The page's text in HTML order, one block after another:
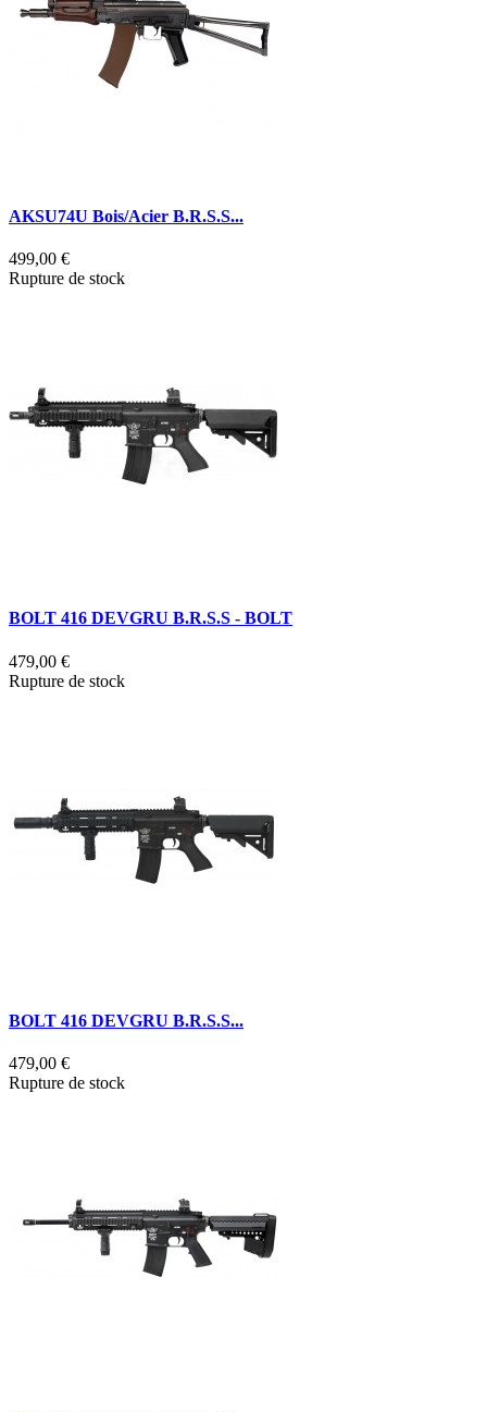
AKSU74U Bois/Acier B.R.S.S...
499,00 €
Rupture de stock
BOLT 416 DEVGRU B.R.S.S - BOLT
479,00 €
Rupture de stock
BOLT 416 DEVGRU B.R.S.S...
479,00 €
Rupture de stock